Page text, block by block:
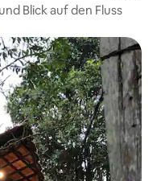
Blick auf den Fluss